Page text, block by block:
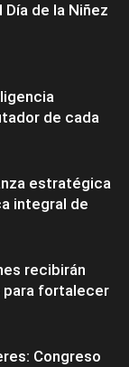
de la Niñez
de cada
estratégica
integral de
recibirán
fortalecer
Congreso